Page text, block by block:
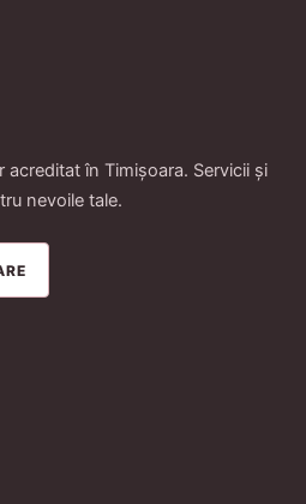
în Timișoara. Servicii și
nevoile tale.